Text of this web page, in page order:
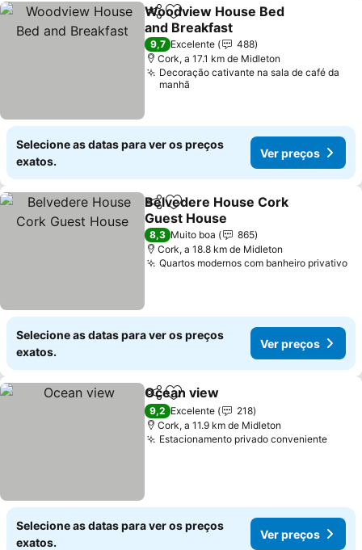
PartilharAdicionar aos favoritos
Woodview House Bed
and Breakfast
Ver preços
9,7 Excelente
488
Cork, a 17.1 km de Midleton
Decoração cativante na sala de café da
manhã
Selecione as datas para ver os preços
exatos.
Ver preços
PartilharAdicionar aos favoritos
Belvedere House Cork
Guest House
Ver preços
8,3 Muito boa
865
Cork, a 18.8 km de Midleton
Quartos modernos com banheiro privativo
Selecione as datas para ver os preços
exatos.
Ver preços
PartilharAdicionar aos favoritos
Ocean view
9,2 Excelente
218
Cork, a 11.9 km de Midleton
Estacionamento privado convenienteVer
Selecione as datas para ver os preços
exatos.
Ver preços